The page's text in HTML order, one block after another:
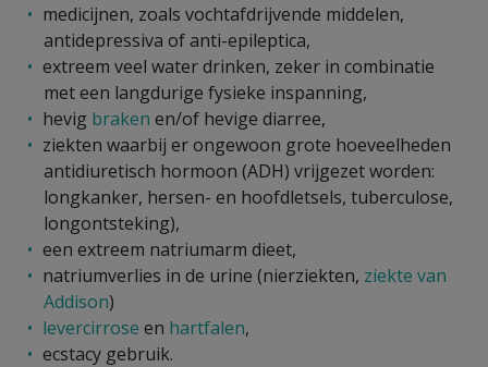
medicijnen, zoals vochtafdrijvende middelen,
antidepressiva of anti-epileptica,
extreem veel water drinken, zeker in combinatie
met een langdurige fysieke inspanning,
hevig braken en/of hevige diarree,
ziekten waarbij er ongewoon grote hoeveelheden
antidiuretisch hormoon (ADH) vrijgezet worden:
longkanker, hersen- en hoofdletsels, tuberculose,
longontsteking),
een extreem natriumarm dieet,
natriumverlies in de urine (nierziekten, ziekte van
Addison)
levercirrose en hartfalen,
ecstacy gebruik.